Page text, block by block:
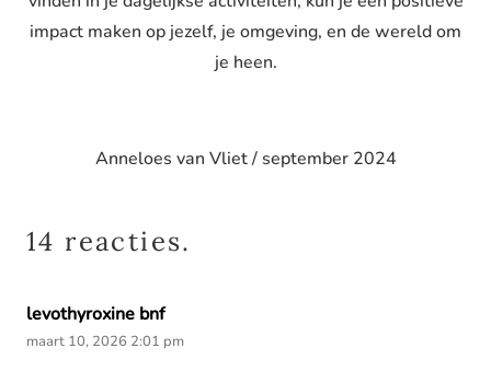
impact maken op jezelf, je omgeving, en de wereld om
je heen.
Anneloes van Vliet / september 2024
14 reacties.
levothyroxine bnf
maart 10, 2026 2:01 pm